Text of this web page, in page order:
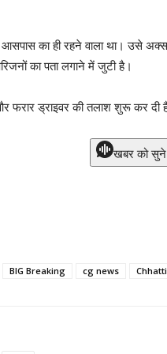
आसपास का ही रहने वाला था। उसे
का पता लगाने में जुटी है।
फरार ड्राइवर की तलाश शुरू कर दी
खबर को सुने
BIG Breaking cg news